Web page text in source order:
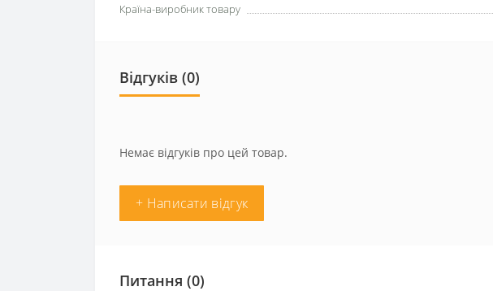
Країна-виробник товару
Відгуків (0)
Немає відгуків про цей товар.
+ Написати відгук
Питання (0)